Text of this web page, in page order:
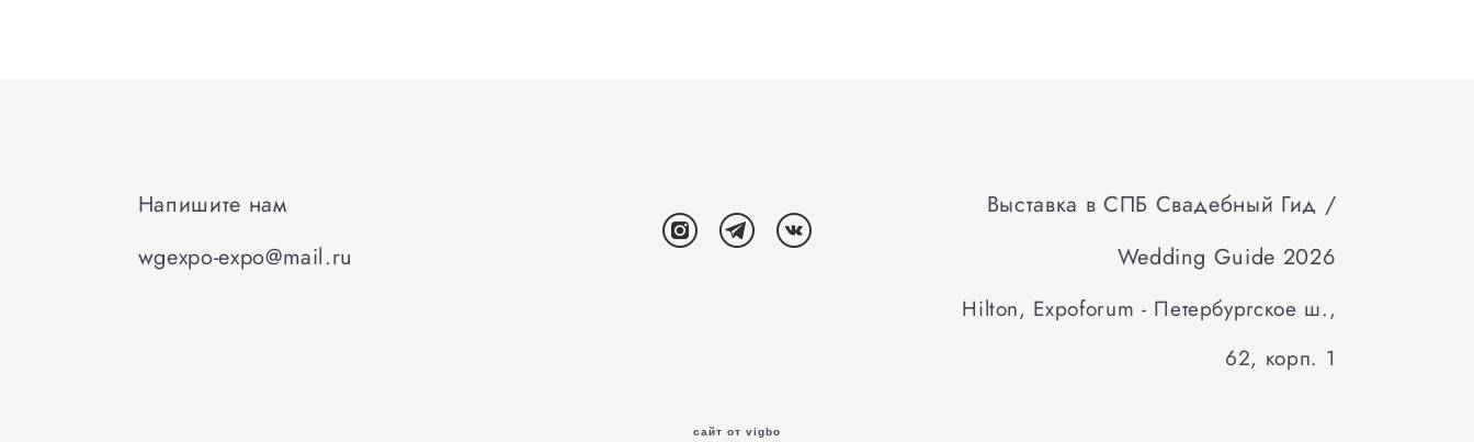
Напишите нам
wgexpo-expo@mail.ru
Выставка в СПБ Свадебный Гид /
Wedding Guide 2026
Hilton, Expoforum - Петербургское ш.,
62, корп. 1
сайт от vigbo